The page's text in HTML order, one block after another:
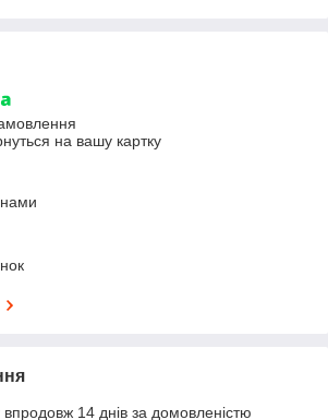
на вашу картку
14 днів за домовленістю